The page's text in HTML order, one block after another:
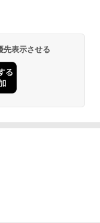
先表示させる